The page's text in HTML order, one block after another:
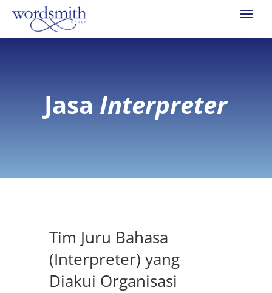
Jasa Interpreter
Tim Juru Bahasa
(Interpreter) yang
Diakui Organisasi